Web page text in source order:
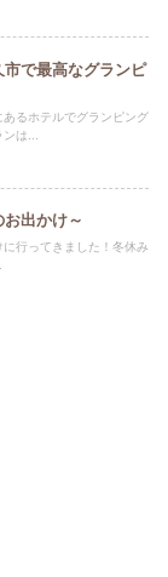
で最高なグランピ
るホテルでグランピング
は...
出かけ～
行ってきました！冬休み